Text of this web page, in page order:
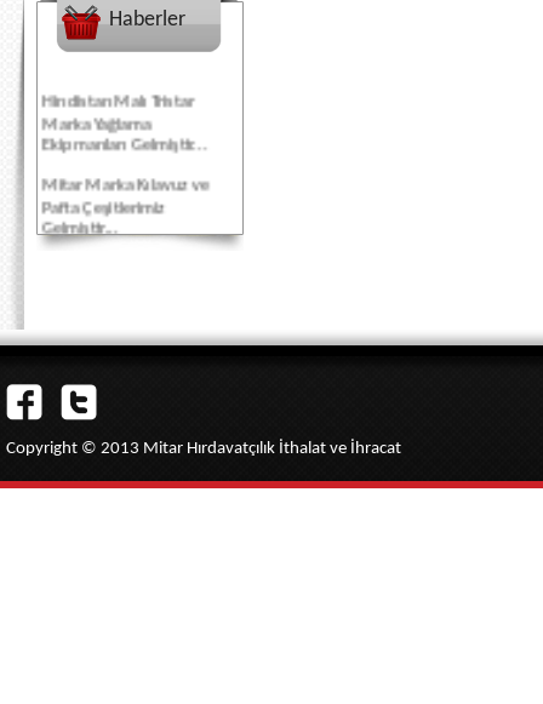
Haberler
Hindistan Malı Tristar
Marka Yağlama
Ekipmanları Gelmiştir...
Mitar Marka Kılavuz ve
Pafta Çeşitlerimiz
Gelmiştir...
Copyright © 2013 Mitar Hırdavatçılık İthalat ve İhracat